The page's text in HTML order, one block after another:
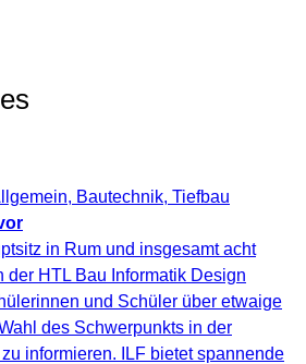
, Bautechnik, Tiefbau
in Rum und insgesamt acht
der HTL Bau Informatik Design
und Schüler über etwaige
des Schwerpunkts in der
informieren. ILF bietet spannende